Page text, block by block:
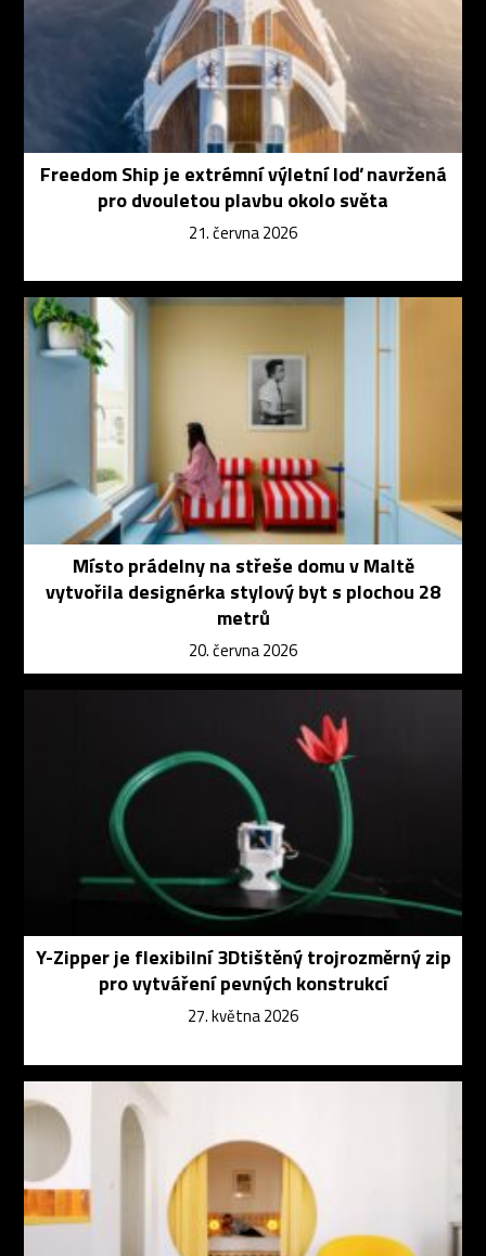
Freedom Ship je extrémní výletní loď navržená
pro dvouletou plavbu okolo světa
21. června 2026
Místo prádelny na střeše domu v Maltě
vytvořila designérka stylový byt s plochou 28
metrů
20. června 2026
Y-Zipper je flexibilní 3Dtištěný trojrozměrný zip
pro vytváření pevných konstrukcí
27. května 2026